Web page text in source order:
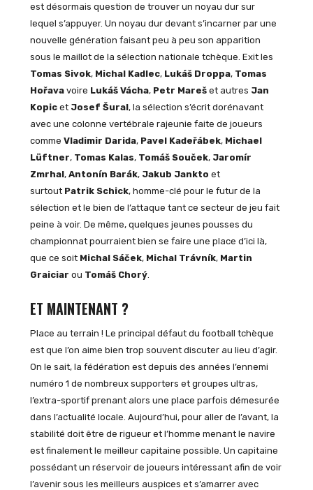
est désormais question de trouver un noyau dur sur
lequel s’appuyer. Un noyau dur devant s’incarner par une
nouvelle génération faisant peu à peu son apparition
sous le maillot de la sélection nationale tchèque. Exit les
Tomas Sivok, Michal Kadlec,Lukáš Droppa, Tomas
Hořavavoire Lukáš Vácha, Petr Marešet autres Jan
Kopicet Josef Šural, la sélection s’écrit dorénavant
avec une colonne vertébrale rajeunie faite de joueurs
comme Vladimir Darida, Pavel Kadeřábek, Michael
Lüftner, Tomas Kalas, Tomáš Souček, Jaromír
Zmrhal, Antonín Barák, Jakub Jankto et
surtout Patrik Schick, homme-clé pour le futur de la
sélection et le bien de l’attaque tant ce secteur de jeu fait
peine à voir. De même, quelques jeunes pousses du
championnat pourraient bien se faire une place d’ici là,
que ce soit Michal Sáček, Michal Trávník, Martin
Graiciar ou Tomáš Chorý.
ET MAINTENANT ?
Place au terrain ! Le principal défaut du football tchèque
est que l’on aime bien trop souvent discuter au lieu d’agir.
On le sait, la fédération est depuis des années l’ennemi
numéro 1 de nombreux supporters et groupes ultras,
l’extra-sportif prenant alors une place parfois démesurée
dans l’actualité locale. Aujourd’hui, pour aller de l’avant, la
stabilité doit être de rigueur et l’homme menant le navire
est finalement le meilleur capitaine possible. Un capitaine
possédant un réservoir de joueurs intéressant afin de voir
l’avenir sous les meilleurs auspices et s’amarrer avec